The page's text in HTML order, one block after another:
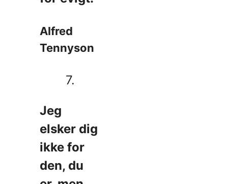
Alfred
Tennyson
7.
Jeg
elsker dig
ikke for
den, du